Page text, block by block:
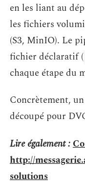
en les liant au
les fichiers
(S3, MinIO). Le
fichier déclaratif (
chaque étape du
Concrètement,
découpé pour
Lire également :
http://
solutions